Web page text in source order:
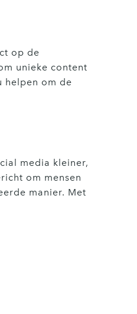
op de
unieke content
helpen om de
media kleiner,
om mensen
manier. Met